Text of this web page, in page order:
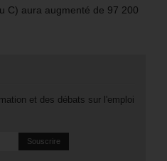
C) aura augmenté de 97 200
et des débats sur l'emploi